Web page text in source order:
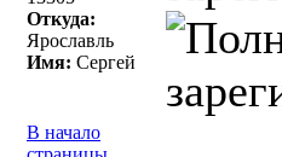
Откуда:
Ярославль
Имя: Сергей
В начало